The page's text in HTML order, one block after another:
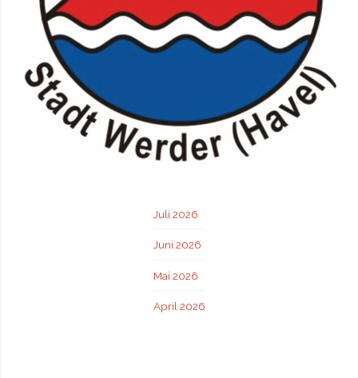
Juli 2026
Juni 2026
Mai 2026
April 2026